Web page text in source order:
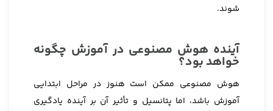
شوند.
آینده هوش مصنوعی در آموزش چگونه
خواهد بود؟
هوش مصنوعی ممکن است هنوز در مراحل ابتدایی
آموزش باشد، اما پتانسیل و تأثیر آن بر آینده یادگیری